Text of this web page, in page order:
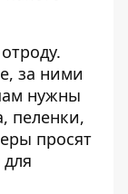
за ними
нужны
пеленки,
просят